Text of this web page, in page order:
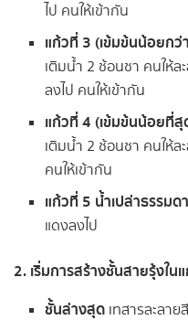
ไป คนให้เข้ากัน
แก้วที่ 3 (เข้มข้นน้อยกว่
เติมน้ำ 2 ช้อนชา คนให้
ลงไป คนให้เข้ากัน
แก้วที่ 4 (เข้มข้นน้อยที่สุ
เติมน้ำ 2 ช้อนชา คนให้
คนให้เข้ากัน
แก้วที่ 5 น้ำเปล่าธรรมดา
แดงลงไป
2. เริ่มการสร้างชั้นสายรุ้งใน
ชั้นล่างสุด เทสารละลา